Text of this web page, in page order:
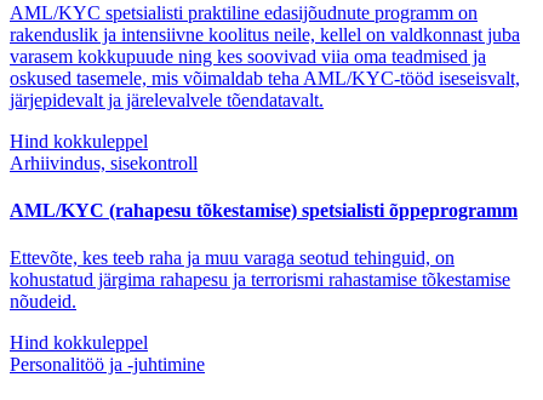
AML/KYC spetsialisti praktiline edasijõudnute programm on
rakenduslik ja intensiivne koolitus neile, kellel on valdkonnast juba
varasem kokkupuude ning kes soovivad viia oma teadmised ja
oskused tasemele, mis võimaldab teha AML/KYC-tööd iseseisvalt,
järjepidevalt ja järelevalvele tõendatavalt.
Hind kokkuleppel
Arhiivindus, sisekontroll
AML/KYC (rahapesu tõkestamise) spetsialisti õppeprogramm
Ettevõte, kes teeb raha ja muu varaga seotud tehinguid, on
kohustatud järgima rahapesu ja terrorismi rahastamise tõkestamise
nõudeid.
Hind kokkuleppel
Personalitöö ja -juhtimine